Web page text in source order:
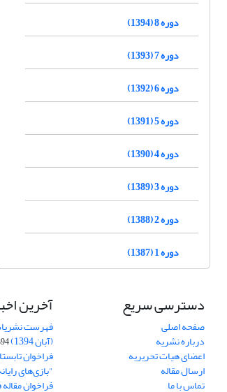
دوره 8 (1394)
دوره 7 (1393)
دوره 6 (1392)
دوره 5 (1391)
دوره 4 (1390)
دوره 3 (1389)
دوره 2 (1388)
دوره 1 (1387)
دسترسی سریع
صفحه اصلی
درباره نشریه
اعضای هیات تحریریه
ارسال مقاله
تماس با ما
آخرین
فهرست
(آبان 1394) 27
"بازی‌های